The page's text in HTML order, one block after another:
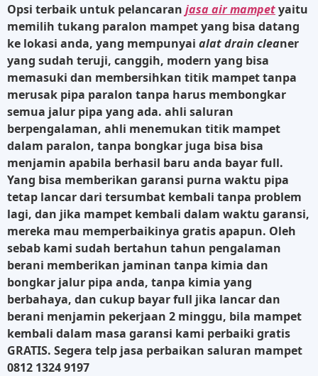
Opsi terbaik untuk pelancaran jasa air mampetyaitu
memilih tukang paralon mampet yang bisa datang
ke lokasi anda, yang mempunyai alat drain cleaner
yang sudah teruji, canggih, modern yang bisa
memasuki dan membersihkan titik mampet tanpa
merusak pipa paralon tanpa harus membongkar
semua jalur pipa yang ada. ahli saluran
berpengalaman, ahli menemukan titik mampet
dalam paralon, tanpa bongkar juga bisa bisa
menjamin apabila berhasil baru anda bayar full.
Yang bisa memberikan garansi purna waktu pipa
tetap lancar dari tersumbat kembali tanpa problem
lagi, dan jika mampet kembali dalam waktu garansi,
mereka mau memperbaikinya gratis apapun. Oleh
sebab kami sudah bertahun tahun pengalaman
berani memberikan jaminan tanpa kimia dan
bongkar jalur pipa anda, tanpa kimia yang
berbahaya, dan cukup bayar full jika lancar dan
berani menjamin pekerjaan 2 minggu, bila mampet
kembali dalam masa garansi kami perbaiki gratis
GRATIS. Segera telp jasa perbaikan saluran mampet
0812 1324 9197